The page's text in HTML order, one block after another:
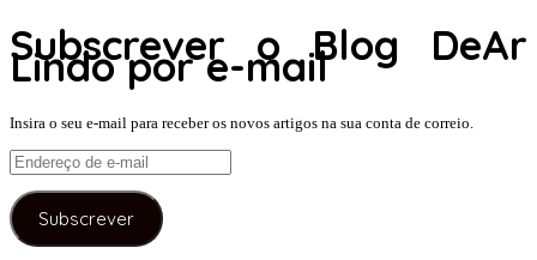
Subscrever o Blog DeAr
Lindo por e-mail
Insira o seu e-mail para receber os novos artigos na sua conta de correio.
Endereço
de
e-
mail
Subscrever